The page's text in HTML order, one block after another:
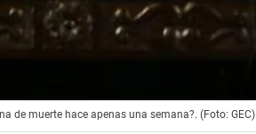
de muerte hace apenas una semana?. (Foto: GEC)